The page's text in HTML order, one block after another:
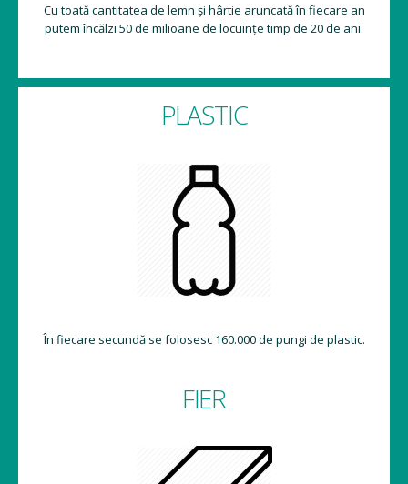
Cu toată cantitatea de lemn și hârtie aruncată în fiecare an
putem încălzi 50 de milioane de locuințe timp de 20 de ani.
PLASTIC
În fiecare secundă se folosesc 160.000 de pungi de plastic.
FIER